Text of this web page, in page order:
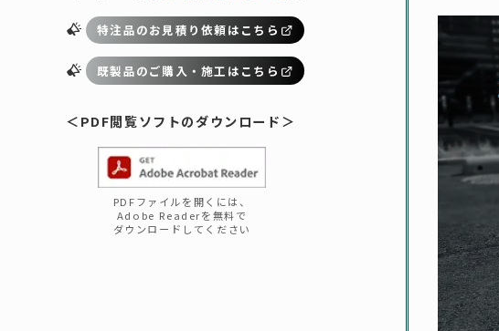
特注品のお見積り依頼はこちら
既製品のご購入・施工はこちら
＜PDF閲覧ソフトのダウンロード＞
PDFファイルを開くには、
Adobe Readerを無料で
ダウンロードしてください